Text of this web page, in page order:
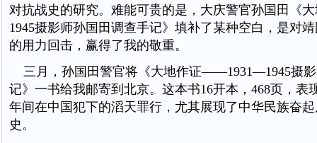
对抗战史的研究。难能可贵的是，大庆警官孙国田
1945摄影师孙国田调查手记》填补了某种空白，是对
的用力回击，赢得了我的敬重。
三月，孙国田警官将《大地作证——1931—1945摄影
记》一书给我邮寄到北京。这本书16开本，468页，表
年间在中国犯下的滔天罪行，尤其展现了中华民族奋
史。